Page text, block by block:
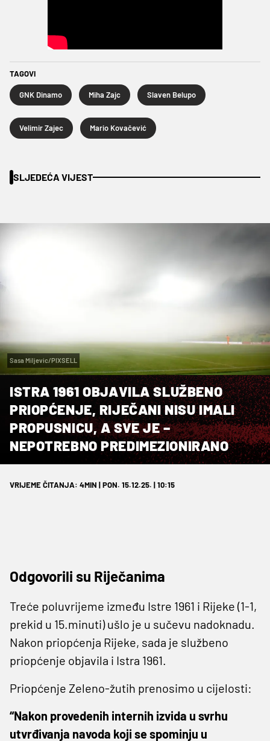
TAGOVI
GNK Dinamo Miha Zajc Slaven Belupo
Velimir Zajec Mario Kovačević
SLJEDEĆA VIJEST
Sasa Miljevic/PIXSELL
ISTRA 1961 OBJAVILA SLUŽBENO
PRIOPĆENJE, RIJEČANI NISU IMALI
PROPUSNICU, A SVE JE –
NEPOTREBNO PREDIMEZIONIRANO
VRIJEME ČITANJA: 4MIN | PON. 15.12.25. | 10:15
Odgovorili su Riječanima
Treće poluvrijeme između Istre 1961 i Rijeke (1-1,
prekid u 15.minuti) ušlo je u sučevu nadoknadu.
Nakon priopćenja Rijeke, sada je službeno
priopćenje objavila i Istra 1961.
Priopćenje Zeleno-žutih prenosimo u cijelosti:
“Nakon provedenih internih izvida u svrhu
utvrđivanja navoda koji se spominju u